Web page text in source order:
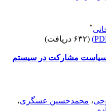
(۶۳۲ دریافت)
سیاست مشارکت در سیستم
، محمدحسین عسگری ،